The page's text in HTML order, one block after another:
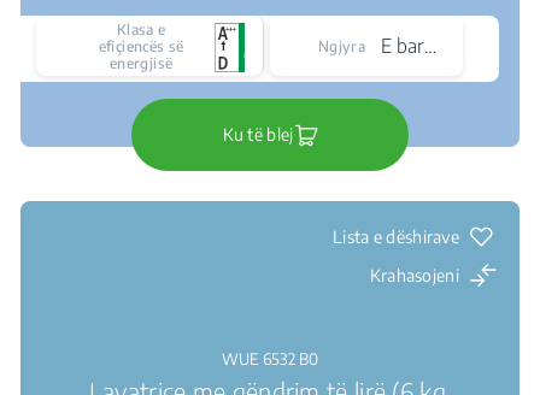
Klasa e
efiçiencës së
energjisë
Ngjyra E bardhë
Ku të blej
Lista e dëshirave
Krahasojeni
WUE 6532 B0